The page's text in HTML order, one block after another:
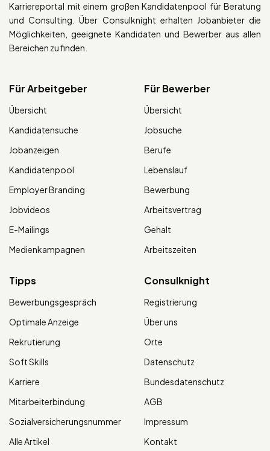
Karriereportal mit einem großen Kandidatenpool für Beratung
und Consulting. Über Consulknight erhalten Jobanbieter die
Möglichkeiten, geeignete Kandidaten und Bewerber aus allen
Bereichen zu finden.
Für Arbeitgeber
Übersicht
Kandidatensuche
Jobanzeigen
Kandidatenpool
Employer Branding
Jobvideos
E-Mailings
Medienkampagnen
Für Bewerber
Übersicht
Jobsuche
Berufe
Lebenslauf
Bewerbung
Arbeitsvertrag
Gehalt
Arbeitszeiten
Tipps
Bewerbungsgespräch
Optimale Anzeige
Rekrutierung
Soft Skills
Karriere
Mitarbeiterbindung
Sozialversicherungsnummer
Alle Artikel
Consulknight
Registrierung
Über uns
Orte
Datenschutz
Bundesdatenschutz
AGB
Impressum
Kontakt